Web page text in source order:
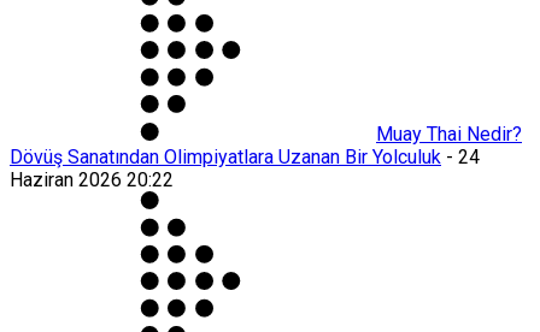
Muay Thai Nedir?
Dövüş Sanatından Olimpiyatlara Uzanan Bir Yolculuk - 24
Haziran 2026 20:22